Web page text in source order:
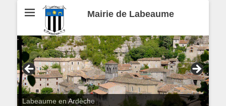
Mairie de Labeaume
Labeaume en Ardèche